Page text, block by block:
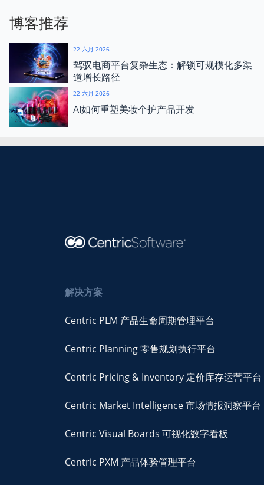
博客推荐
22 六月 2026
驾驭电商平台复杂生态：解锁可规模化多渠
道增长路径
22 六月 2026
AI如何重塑美妆个护产品开发
解决方案
Centric PLM 产品生命周期管理平台
Centric Planning 零售规划执行平台
Centric Pricing & Inventory 定价库存运营平台
Centric Market Intelligence 市场情报洞察平台
Centric Visual Boards 可视化数字看板
Centric PXM 产品体验管理平台